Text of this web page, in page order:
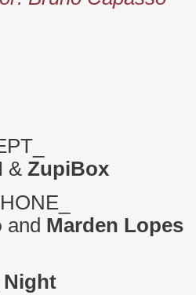
& ZupiBox
and Marden Lopes